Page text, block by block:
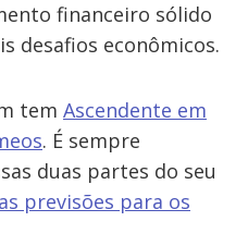
financeiro sólido
desafios econômicos.
tem Ascendente em
. É sempre
duas partes do seu
previsões para os